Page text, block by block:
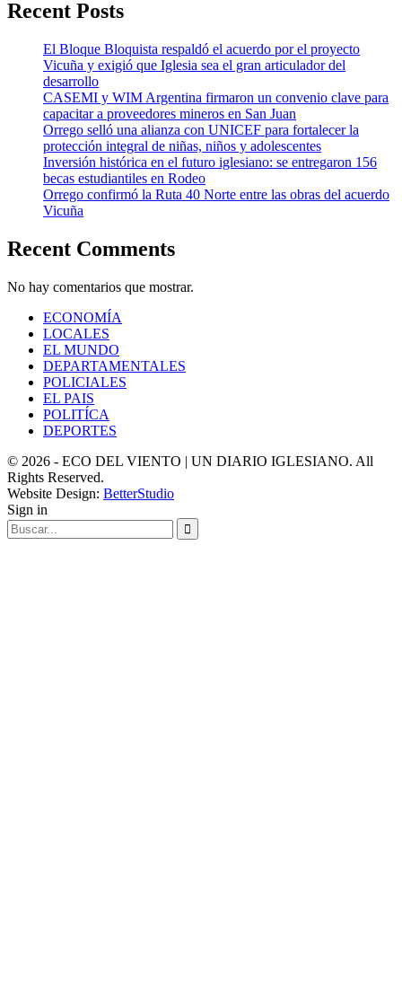
Recent Posts
El Bloque Bloquista respaldó el acuerdo por el proyecto
Vicuña y exigió que Iglesia sea el gran articulador del
desarrollo
CASEMI y WIM Argentina firmaron un convenio clave para
capacitar a proveedores mineros en San Juan
Orrego selló una alianza con UNICEF para fortalecer la
protección integral de niñas, niños y adolescentes
Inversión histórica en el futuro iglesiano: se entregaron 156
becas estudiantiles en Rodeo
Orrego confirmó la Ruta 40 Norte entre las obras del acuerdo
Vicuña
Recent Comments
No hay comentarios que mostrar.
ECONOMÍA
LOCALES
EL MUNDO
DEPARTAMENTALES
POLICIALES
EL PAIS
POLITÍCA
DEPORTES
© 2026 - ECO DEL VIENTO | UN DIARIO IGLESIANO. All
Rights Reserved.
Website Design: BetterStudio
Sign in